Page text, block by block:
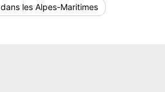
les Alpes-Maritimes